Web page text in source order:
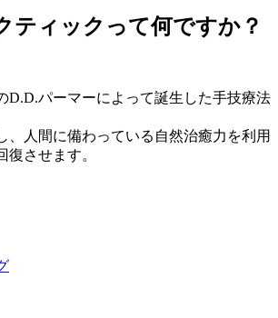
ティックって何ですか？
D.D.パーマーによって誕生した手技療法
、人間に備わっている自然治癒力を利用
復させます。